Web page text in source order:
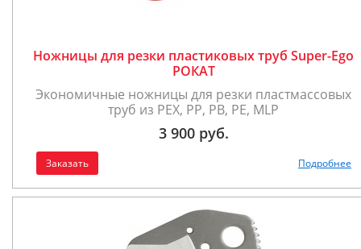
Ножницы для резки пластиковых труб Super-Ego
РОКАТ
Экономичные ножницы для резки пластмассовых
труб из PEX, PP, PB, PE, MLP
3 900 руб.
Заказать Подробнее